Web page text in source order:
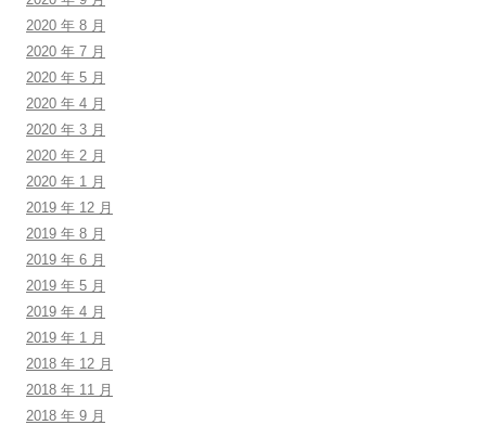
2020 年 8 月
2020 年 7 月
2020 年 5 月
2020 年 4 月
2020 年 3 月
2020 年 2 月
2020 年 1 月
2019 年 12 月
2019 年 8 月
2019 年 6 月
2019 年 5 月
2019 年 4 月
2019 年 1 月
2018 年 12 月
2018 年 11 月
2018 年 9 月